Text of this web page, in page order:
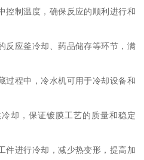
控制温度，确保反应的顺利进行和
反应釜冷却、药品储存等环节，满
过程中，冷水机可用于冷却设备和
却，保证镀膜工艺的质量和稳定
件进行冷却，减少热变形，提高加